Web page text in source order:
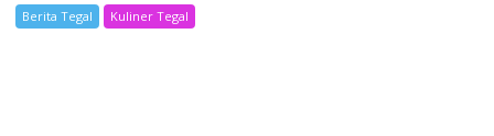
Berita Tegal Kuliner Tegal